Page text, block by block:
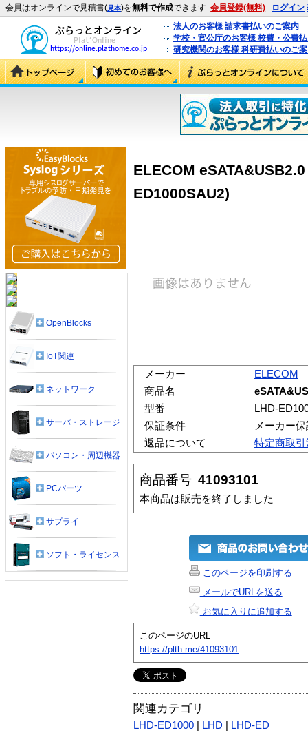
会員はオンラインで見積書(見本)を無料で作成できます 会員登録(無料) ログイン
法人のお客様 請求書払いのご案内
学校・官公庁のお客様 校費・公費
研究機関のお客様 科研費払いのご
ELECOM
ED1000SAU2)
メーカー
ELECOM
商品名
型番
LHD-
保証条件
メーカー
返品について
特定商取
商品番号 41093101
本商品は販売を終了しました
このページを印刷する
メールでURLを送る
お気に入りに追加する
このページのURL
https://plth.me/41093101
関連カテゴリ
LHD-ED1000 LHD LHD-ED
OpenBlocks
IoT関連
ネットワーク
サーバ・ストレージ
パソコン・周辺機器
PCパーツ
サプライ
ソフト・ライセンス